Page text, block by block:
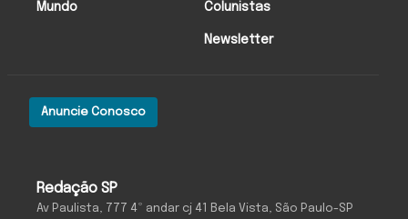
Redação SP
Av Paulista, 777 4º andar cj 41 Bela Vista, São Paulo-SP
Anuncie Conosco
Mundo Colunistas
Newsletter